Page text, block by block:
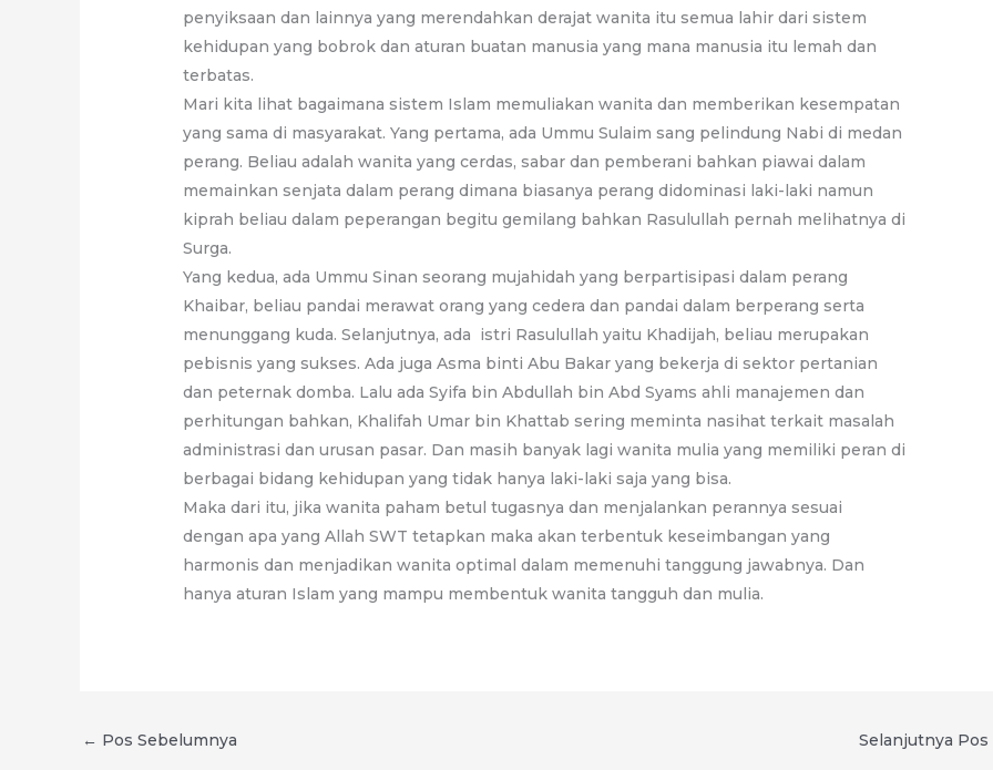
penyiksaan dan lainnya yang merendahkan derajat wanita itu semua lahir dari sistem
kehidupan yang bobrok dan aturan buatan manusia yang mana manusia itu lemah dan
terbatas.
Mari kita lihat bagaimana sistem Islam memuliakan wanita dan memberikan kesempatan
yang sama di masyarakat. Yang pertama, ada Ummu Sulaim sang pelindung Nabi di medan
perang. Beliau adalah wanita yang cerdas, sabar dan pemberani bahkan piawai dalam
memainkan senjata dalam perang dimana biasanya perang didominasi laki-laki namun
kiprah beliau dalam peperangan begitu gemilang bahkan Rasulullah pernah melihatnya di
Surga.
Yang kedua, ada Ummu Sinan seorang mujahidah yang berpartisipasi dalam perang
Khaibar, beliau pandai merawat orang yang cedera dan pandai dalam berperang serta
menunggang kuda. Selanjutnya, ada istri Rasulullah yaitu Khadijah, beliau merupakan
pebisnis yang sukses. Ada juga Asma binti Abu Bakar yang bekerja di sektor pertanian
dan peternak domba. Lalu ada Syifa bin Abdullah bin Abd Syams ahli manajemen dan
perhitungan bahkan, Khalifah Umar bin Khattab sering meminta nasihat terkait masalah
administrasi dan urusan pasar. Dan masih banyak lagi wanita mulia yang memiliki peran di
berbagai bidang kehidupan yang tidak hanya laki-laki saja yang bisa.
Maka dari itu, jika wanita paham betul tugasnya dan menjalankan perannya sesuai
dengan apa yang Allah SWT tetapkan maka akan terbentuk keseimbangan yang
harmonis dan menjadikan wanita optimal dalam memenuhi tanggung jawabnya. Dan
hanya aturan Islam yang mampu membentuk wanita tangguh dan mulia.
← Pos Sebelumnya Selanjutnya Pos